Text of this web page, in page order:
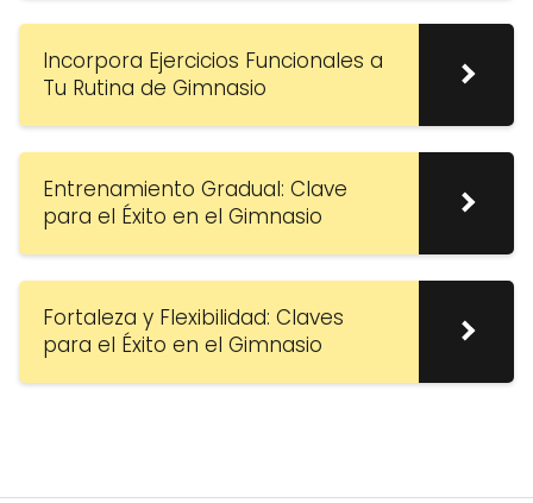
Incorpora Ejercicios Funcionales a
Tu Rutina de Gimnasio
Entrenamiento Gradual: Clave
para el Éxito en el Gimnasio
Fortaleza y Flexibilidad: Claves
para el Éxito en el Gimnasio